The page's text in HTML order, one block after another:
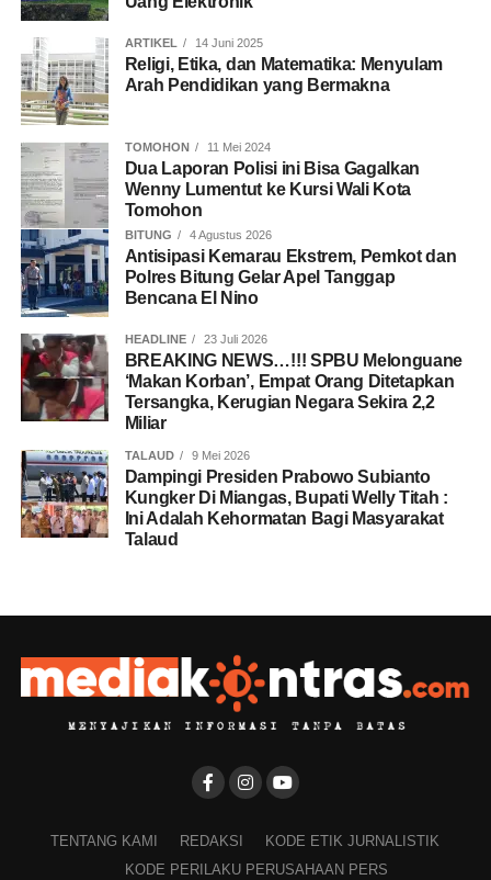
ARTIKEL 14 Juni 2025
Religi, Etika, dan Matematika: Menyulam
Arah Pendidikan yang Bermakna
TOMOHON 11 Mei 2024
Dua Laporan Polisi ini Bisa Gagalkan
Wenny Lumentut ke Kursi Wali Kota
Tomohon
BITUNG 4 Agustus 2026
Antisipasi Kemarau Ekstrem, Pemkot dan
Polres Bitung Gelar Apel Tanggap
Bencana El Nino
HEADLINE 23 Juli 2026
BREAKING NEWS…!!! SPBU Melonguane
‘Makan Korban’, Empat Orang Ditetapkan
Tersangka, Kerugian Negara Sekira 2,2
Miliar
TALAUD 9 Mei 2026
Dampingi Presiden Prabowo Subianto
Kungker Di Miangas, Bupati Welly Titah :
Ini Adalah Kehormatan Bagi Masyarakat
Talaud
TENTANG KAMI REDAKSI
KODE ETIK JURNALISTIK
KODE PERILAKU PERUSAHAAN PERS